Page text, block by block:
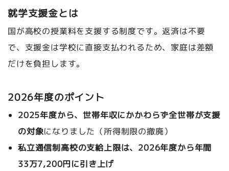
就学支援金とは
国が高校の授業料を支援する制度です。返済は不要
で、支援金は学校に直接支払われるため、家庭は差額
だけを負担します。
2026年度のポイント
2025年度から、世帯年収にかかわらず全世帯が支援
の対象になりました（所得制限の撤廃）
私立通信制高校の支給上限は、2026年度から年間
33万7,200円に引き上げ